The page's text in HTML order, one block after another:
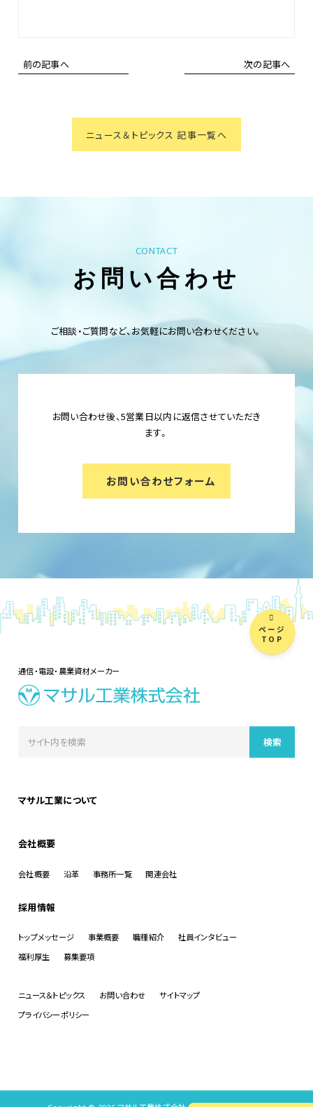
前の記事へ
ニュース＆トピックス 記事一覧へ
次の記事へ
CONTACT
お問い合わせ
ご相談・ご質問など、お気軽にお問い合わせください。
お問い合わせ後、5営業日以内に返信させていただき
ます。
お問い合わせフォーム
ページ
TOP
通信・電設・農業資材メーカー
マサル工業について
会社概要
会社概要 沿革 事務所一覧 関連会社
採用情報
トップメッセージ 事業概要 職種紹介
社員インタビュー
福利厚生
募集要項
ニュース＆トピックス お問い合わせ
サイトマップ
プライバシーポリシー